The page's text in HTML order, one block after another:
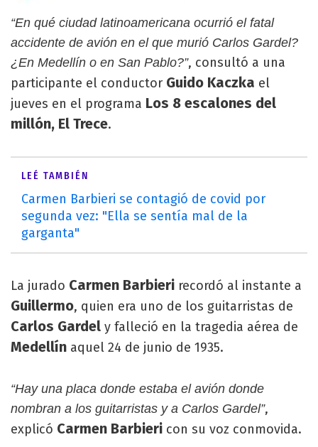
“En qué ciudad latinoamericana ocurrió el fatal
accidente de avión en el que murió Carlos Gardel?
¿En Medellín o en San Pablo?”, consultó a una
participante el conductor Guido Kaczka el
jueves en el programa Los 8 escalones del
millón, El Trece.
LEÉ TAMBIÉN
Carmen Barbieri se contagió de covid por
segunda vez: "Ella se sentía mal de la
garganta"
La jurado Carmen Barbieri recordó al instante a
Guillermo, quien era uno de los guitarristas de
Carlos Gardel y falleció en la tragedia aérea de
Medellín aquel 24 de junio de 1935.
“Hay una placa donde estaba el avión donde
nombran a los guitarristas y a Carlos Gardel”,
explicó Carmen Barbieri con su voz conmovida.